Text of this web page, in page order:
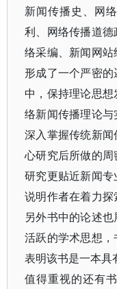
新闻传播史、网
利、网络传播道
络采编、新闻网
形成了一个严密
中，保持理论思
络新闻传播理论
深入掌握传统新
心研究后所做的
研究更贴近新闻
说明作者在着力探
另外书中的论述
活跃的学术思想，
表明该书是一本具
值得重视的还有